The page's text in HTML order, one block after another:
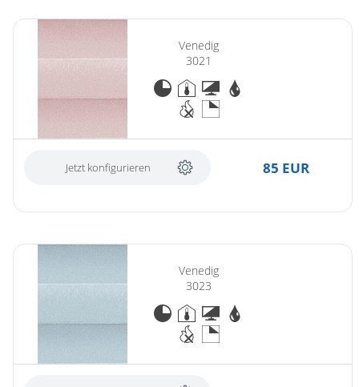
Venedig
3021
Jetzt konfigurieren 85 EUR
Venedig
3023